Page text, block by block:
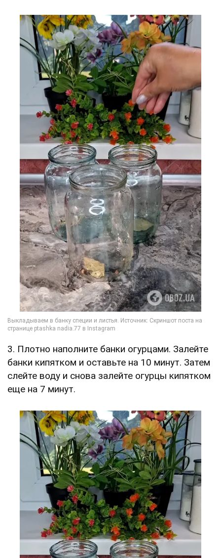
3. Плотно наполните банки огурцами. Залейте
банки кипятком и оставьте на 10 минут. Затем
слейте воду и снова залейте огурцы кипятком
еще на 7 минут.